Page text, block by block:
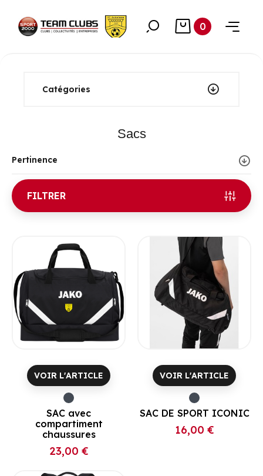
0
Catégories
Sacs
Pertinence
FILTRER
SAC avec
compartiment
chaussures
Prix
23,00 €
VOIR L'ARTICLE
SAC DE SPORT ICONIC
Prix
16,00 €
VOIR L'ARTICLE